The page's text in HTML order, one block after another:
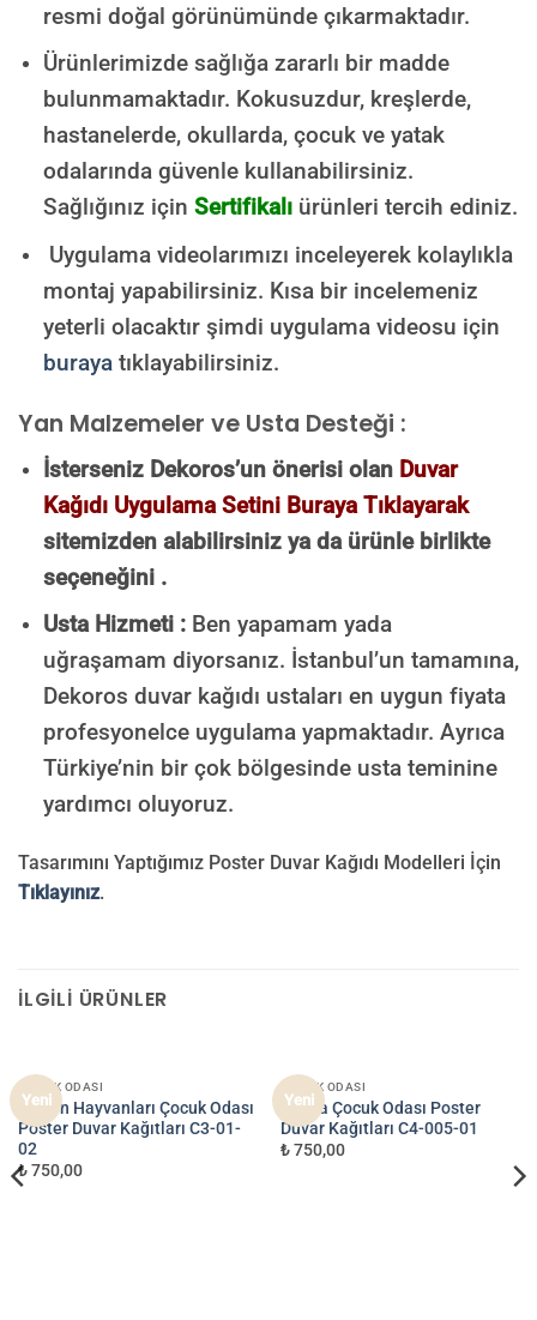
resmi doğal görünümünde çıkarmaktadır.
Ürünlerimizde sağlığa zararlı bir madde
bulunmamaktadır. Kokusuzdur, kreşlerde,
hastanelerde, okullarda, çocuk ve yatak
odalarında güvenle kullanabilirsiniz.
Sağlığınız için Sertifikalıürünleri tercih ediniz.
Uygulama videolarımızı inceleyerek kolaylıkla
montaj yapabilirsiniz. Kısa bir incelemeniz
yeterli olacaktır şimdi uygulama videosu için
burayatıklayabilirsiniz.
Yan Malzemeler ve Usta Desteği :
İsterseniz Dekoros’un önerisi olan Duvar
Kağıdı Uygulama Setini Buraya Tıklayarak
sitemizden alabilirsiniz ya da ürünle birlikte
seçeneğini .
Usta Hizmeti :Ben yapamam yada
uğraşamam diyorsanız. İstanbul’un tamamına,
Dekoros duvar kağıdı ustaları en uygun fiyata
profesyonelce uygulama yapmaktadır. Ayrıca
Türkiye’nin bir çok bölgesinde usta teminine
yardımcı oluyoruz.
Tasarımını Yaptığımız Poster Duvar Kağıdı Modelleri İçin
Tıklayınız.
İLGILI ÜRÜNLER
Yeni
ÇOCUK ODASI
Orman Hayvanları Çocuk Odası
Poster Duvar Kağıtları C3-01-
02
₺ 750,00
Yeni
ÇOCUK ODASI
Harita Çocuk Odası Poster
Duvar Kağıtları C4-005-01
₺ 750,00